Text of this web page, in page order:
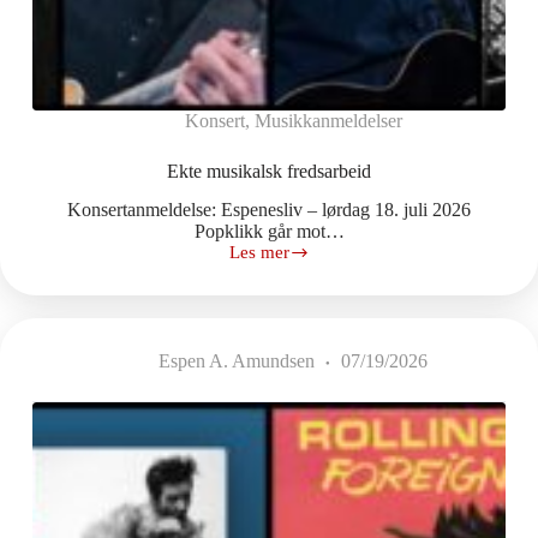
Konsert, Musikkanmeldelser
Ekte musikalsk fredsarbeid
Konsertanmeldelse: Espenesliv – lørdag 18. juli 2026
Popklikk går mot…
Les mer
Ekte
Espen A. Amundsen 07/19/2026